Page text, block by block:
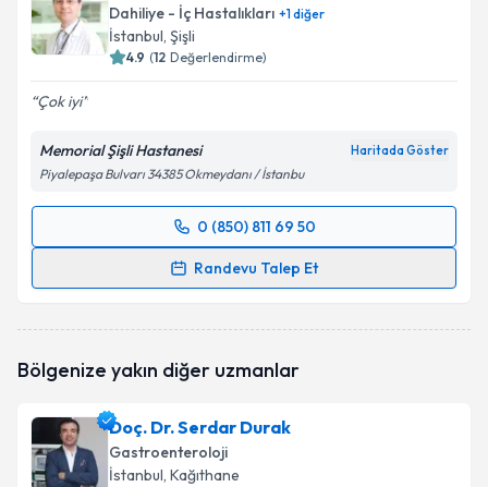
Dahiliye - İç Hastalıkları +1diğer
İstanbul, Şişli
4.9 (12 Değerlendirme)
Çok iyi
Memorial Şişli Hastanesi Haritada Göster
Piyalepaşa Bulvarı 34385 Okmeydanı / İstanbu
0 (850) 811 69 50
Randevu Talep Et
Randevu Takvimi Talebi
oluşturun. Size bu uzmandan randevu almanız için bir
Bölgenize yakın diğer uzmanlar
Doç. Dr. Serdar Durak
Gastroenteroloji
İstanbul, Kağıthane